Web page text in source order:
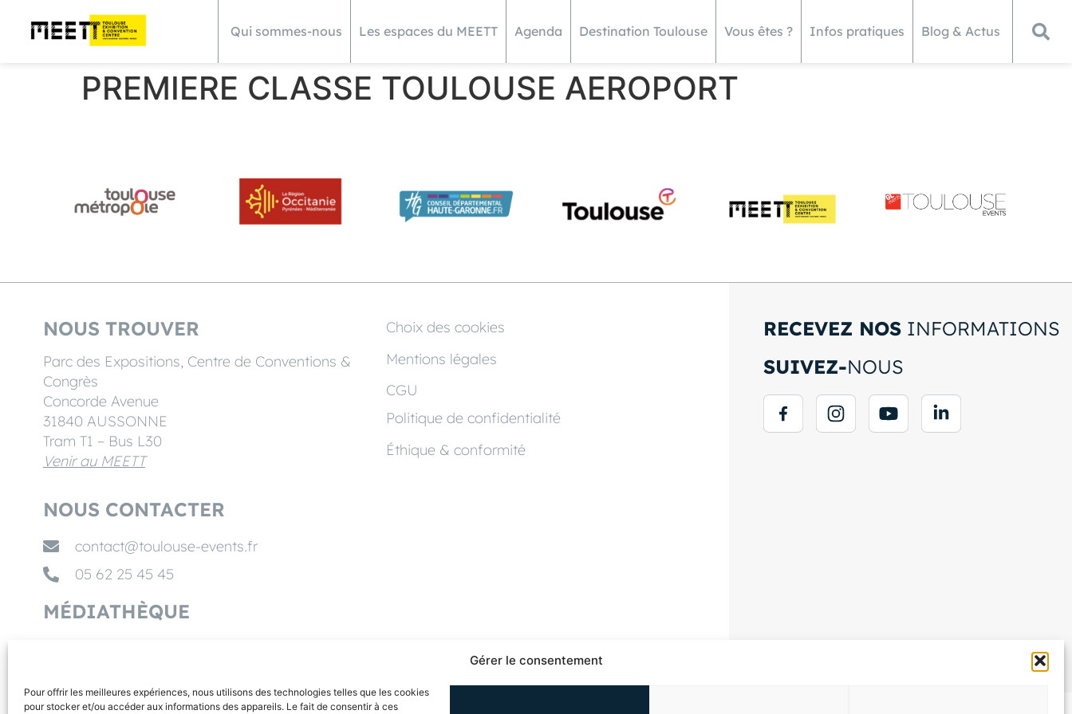
Gérer le consentement
Pour offrir les meilleures expériences, nous utilisons des technologies telles que les cookies
pour stocker et/ou accéder aux informations des appareils. Le fait de consentir à ces
Qui sommes-nous Les espaces du MEETT Agenda Destination Toulouse Vous êtes ? Infos pratiques Blog & Actus
PREMIERE CLASSE TOULOUSE AEROPORT
NOUS TROUVER
Parc des Expositions, Centre de Conventions &
Congrès
Concorde Avenue
31840 AUSSONNE
Tram T1 – Bus L30
Venir au MEETT
NOUS CONTACTER
contact@toulouse-events.fr
05 62 25 45 45
MÉDIATHÈQUE
Choix des cookies
Mentions légales
CGU
Politique de confidentialité
Éthique & conformité
RECEVEZ NOSINFORMATIONS
SUIVEZ-NOUS